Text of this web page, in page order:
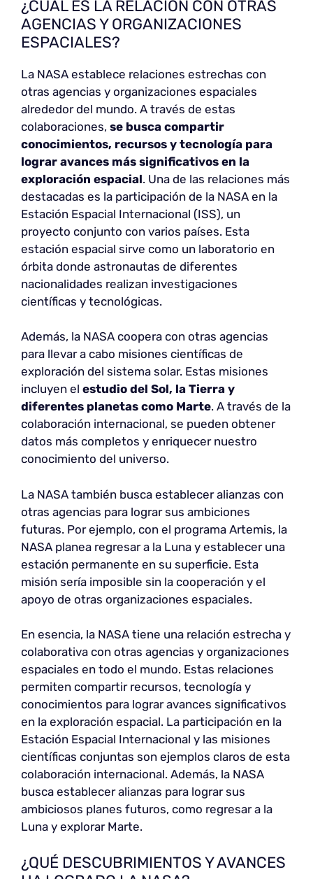
¿CUÁL ES LA RELACIÓN CON OTRAS
AGENCIAS Y ORGANIZACIONES
ESPACIALES?
La NASA establece relaciones estrechas con
otras agencias y organizaciones espaciales
alrededor del mundo. A través de estas
colaboraciones, se busca compartir
conocimientos, recursos y tecnología para
lograr avances más significativos en la
exploración espacial. Una de las relaciones más
destacadas es la participación de la NASA en la
Estación Espacial Internacional (ISS), un
proyecto conjunto con varios países. Esta
estación espacial sirve como un laboratorio en
órbita donde astronautas de diferentes
nacionalidades realizan investigaciones
científicas y tecnológicas.
Además, la NASA coopera con otras agencias
para llevar a cabo misiones científicas de
exploración del sistema solar. Estas misiones
incluyen el estudio del Sol, la Tierra y
diferentes planetas como Marte. A través de la
colaboración internacional, se pueden obtener
datos más completos y enriquecer nuestro
conocimiento del universo.
La NASA también busca establecer alianzas con
otras agencias para lograr sus ambiciones
futuras. Por ejemplo, con el programa Artemis, la
NASA planea regresar a la Luna y establecer una
estación permanente en su superficie. Esta
misión sería imposible sin la cooperación y el
apoyo de otras organizaciones espaciales.
En esencia, la NASA tiene una relación estrecha y
colaborativa con otras agencias y organizaciones
espaciales en todo el mundo. Estas relaciones
permiten compartir recursos, tecnología y
conocimientos para lograr avances significativos
en la exploración espacial. La participación en la
Estación Espacial Internacional y las misiones
científicas conjuntas son ejemplos claros de esta
colaboración internacional. Además, la NASA
busca establecer alianzas para lograr sus
ambiciosos planes futuros, como regresar a la
Luna y explorar Marte.
¿QUÉ DESCUBRIMIENTOS Y AVANCES